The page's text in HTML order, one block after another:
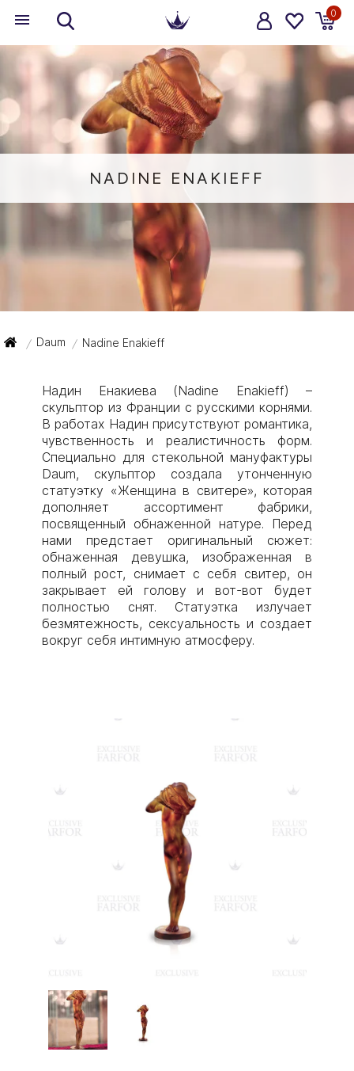
0
NADINE ENAKIEFF
/ Daum / Nadine Enakieff
Надин Енакиева (Nadine Enakieff) –
скульптор из Франции с русскими корнями.
В работах Надин присутствуют романтика,
чувственность и реалистичность форм.
Специально для стекольной мануфактуры
Daum, скульптор создала утонченную
статуэтку «Женщина в свитере», которая
дополняет ассортимент фабрики,
посвященный обнаженной натуре. Перед
нами предстает оригинальный сюжет:
обнаженная девушка, изображенная в
полный рост, снимает с себя свитер, он
закрывает ей голову и вот-вот будет
полностью снят. Статуэтка излучает
безмятежность, сексуальность и создает
вокруг себя интимную атмосферу.